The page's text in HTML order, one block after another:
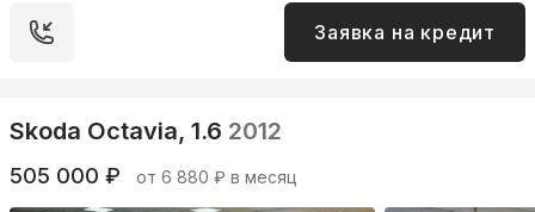
Заявка на кредит
Skoda Octavia, 1.6 2012
505 000 ₽ от 6 880 ₽ в месяц